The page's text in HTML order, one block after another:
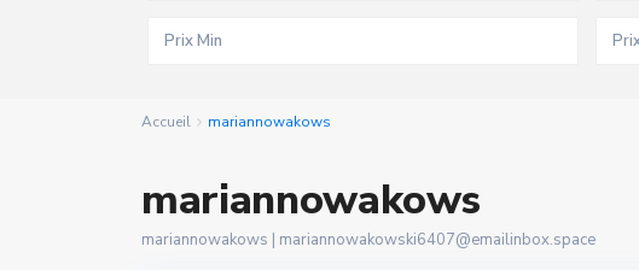
Accueil mariannowakows
mariannowakows
mariannowakows | mariannowakowski6407@emailinbox.space